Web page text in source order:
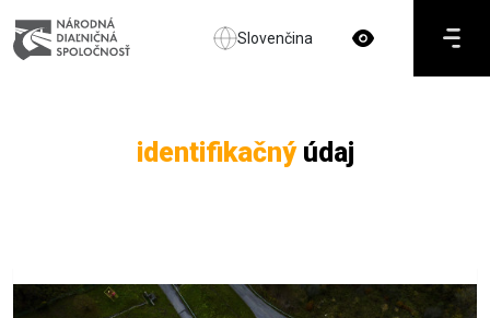
Slovenčina
identifikačnýúdaj